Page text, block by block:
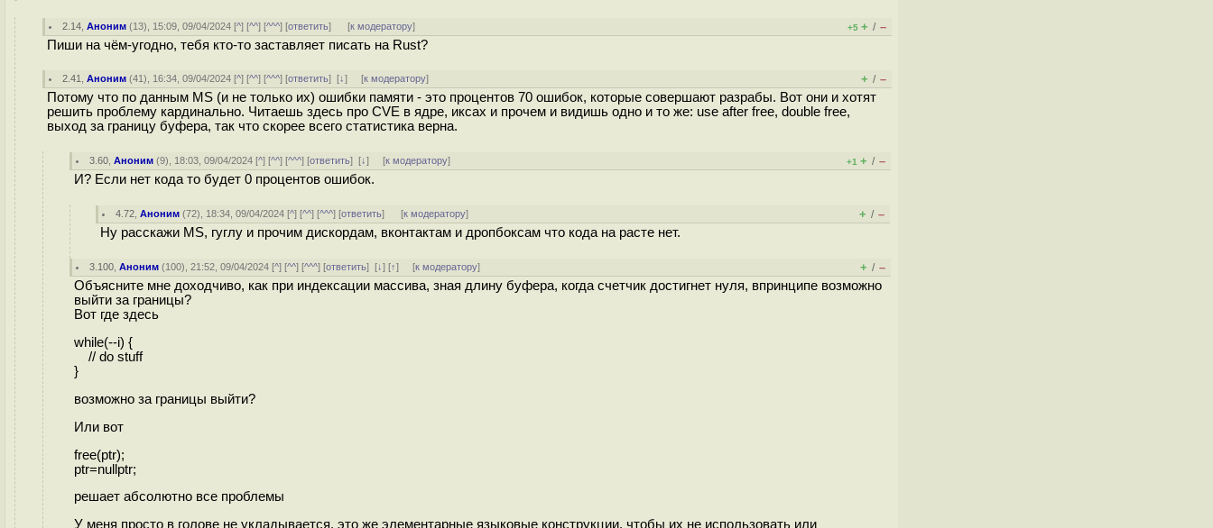
2.14 ,Аноним (13), 15:09, 09/04/2024 [^] [^^] [^^^] [ответить] [к модератору] +5 + / –
Пиши на чём-угодно, тебя кто-то заставляет писать на Rust?
2.41 ,Аноним (41), 16:34, 09/04/2024 [^] [^^] [^^^] [ответить][↓] [к модератору] + / –
Потому что по данным MS (и не только их) ошибки памяти - это процентов 70 ошибок, которые совершают разрабы. Вот они и хотят
решить проблему кардинально. Читаешь здесь про CVE в ядре, иксах и прочем и видишь одно и то же: use after free, double free,
выход за границу буфера, так что скорее всего статистика верна.
3.60 ,Аноним (9), 18:03, 09/04/2024 [^] [^^] [^^^] [ответить][↓] [к модератору] +1 + / –
И? Если нет кода то будет 0 процентов ошибок.
4.72 ,Аноним (72), 18:34, 09/04/2024 [^] [^^] [^^^] [ответить] [к модератору] + / –
Ну расскажи MS, гуглу и прочим дискордам, вконтактам и дропбоксам что кода на расте нет.
3.100 ,Аноним (100), 21:52, 09/04/2024 [^] [^^] [^^^] [ответить][↓] [↑] [к модератору] + / –
Объясните мне доходчиво, как при индексации массива, зная длину буфера, когда счетчик достигнет нуля, впринципе возможно
выйти за границы?
Вот где здесь
while(--i) {
// do stuff
}
возможно за границы выйти?
Или вот
free(ptr);
ptr=nullptr;
решает абсолютно все проблемы
У меня просто в голове не укладывается, это же элементарные языковые конструкции, чтобы их не использовать или